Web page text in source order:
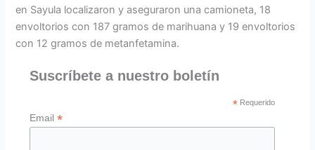
en Sayula localizaron y aseguraron una camioneta, 18
envoltorios con 187 gramos de marihuana y 19 envoltorios
con 12 gramos de metanfetamina.
Suscríbete a nuestro boletín
* Requerido
Email*